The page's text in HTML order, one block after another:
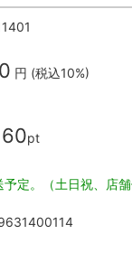
円 (税込10%)
60pt
定。（土日祝、店舗